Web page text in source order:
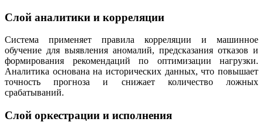
Слой аналитики и корреляции
Система применяет правила корреляции и машинное
обучение для выявления аномалий, предсказания отказов и
формирования рекомендаций по оптимизации нагрузки.
Аналитика основана на исторических данных, что повышает
точность прогноза и снижает количество ложных
срабатываний.
Слой оркестрации и исполнения